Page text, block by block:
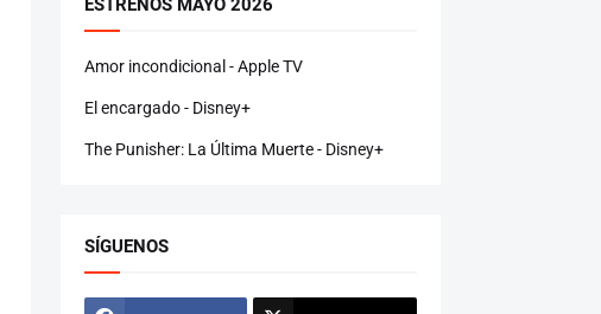
ESTRENOS MAYO 2026
Amor incondicional - Apple TV
El encargado - Disney+
The Punisher: La Última Muerte - Disney+
SÍGUENOS